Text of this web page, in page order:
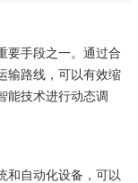
手段之一。通过合
输路线，可以有效缩
能技术进行动态调
自动化设备，可以